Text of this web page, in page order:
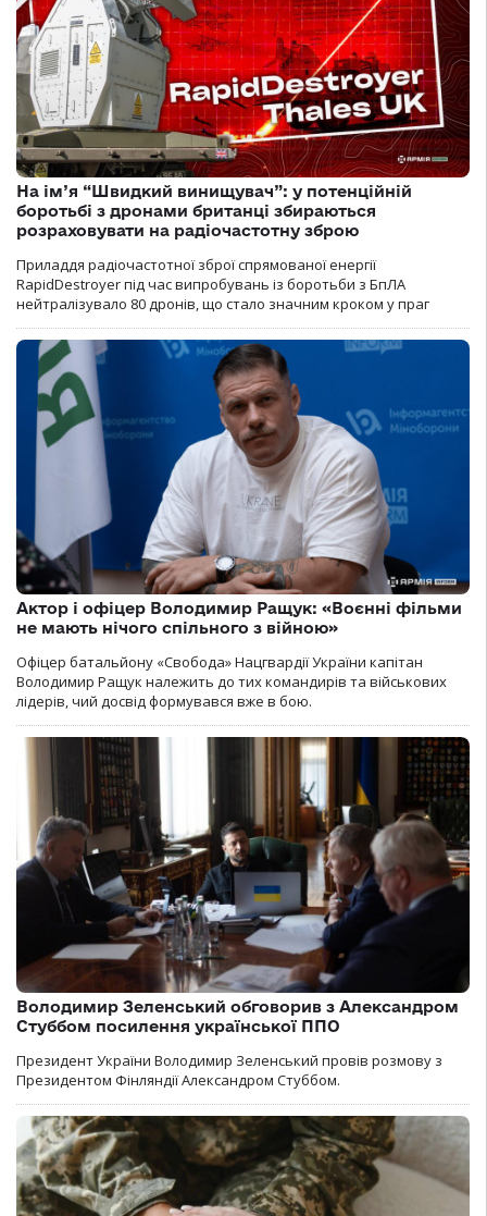
На ім’я “Швидкий винищувач”: у потенційній
боротьбі з дронами британці збираються
розраховувати на радіочастотну зброю
Приладдя радіочастотної зброї спрямованої енергії
RapidDestroyer під час випробувань із боротьби з БпЛА
нейтралізувало 80 дронів, що стало значним кроком у праг
Актор і офіцер Володимир Ращук: «Воєнні фільми
не мають нічого спільного з війною»
Офіцер батальйону «Свобода» Нацгвардії України капітан
Володимир Ращук належить до тих командирів та військових
лідерів, чий досвід формувався вже в бою.
Володимир Зеленський обговорив з Александром
Стуббом посилення української ППО
Президент України Володимир Зеленський провів розмову з
Президентом Фінляндії Александром Стуббом.